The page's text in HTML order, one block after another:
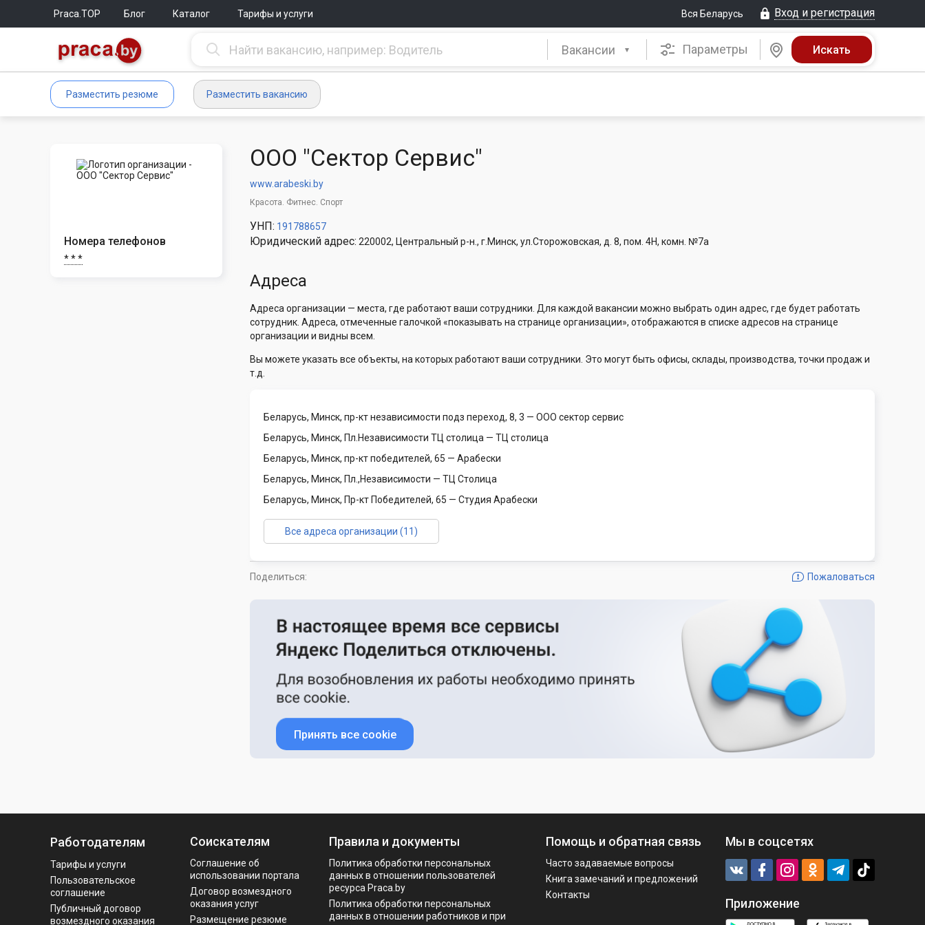
Praca.TOP Блог Каталог Тарифы и услуги Вся Беларусь Вход и регистрация
Вакансии Параметры
Разместить резюме Разместить вакансию
Номера телефонов
* * *
ООО "Сектор Сервис"
www.arabeski.by
Красота. Фитнес. Спорт
УНП: 191788657
Юридический адрес: 220002, Центральный р-н., г.Минск, ул.Сторожовская, д. 8, пом. 4Н, комн. №7а
Адреса
Адреса организации — места, где работают ваши сотрудники. Для каждой вакансии можно выбрать один адрес, где будет работать
сотрудник. Адреса, отмеченные галочкой «показывать на странице организации», отображаются в списке адресов на странице
организации и видны всем.
Вы можете указать все объекты, на которых работают ваши сотрудники. Это могут быть офисы, склады, производства, точки продаж и
т.д.
Беларусь, Минск, пр-кт независимости подз переход, 8, 3 — ООО сектор сервис
Беларусь, Минск, Пл.Независимости ТЦ столица — ТЦ столица
Беларусь, Минск, пр-кт победителей, 65 — Арабески
Беларусь, Минск, Пл.,Независимости — ТЦ Столица
Беларусь, Минск, Пр-кт Победителей, 65 — Студия Арабески
Все адреса организации (11)
Пожаловаться
Поделиться:
Принять все cookie
Работодателям
Тарифы и услуги
Пользовательское
соглашение
Публичный договор
возмездного оказания
Соискателям
Соглашение об
использовании портала
Договор возмездного
оказания услуг
Размещение резюме
Правила и документы
Политика обработки персональных
данных в отношении пользователей
ресурса Praca.by
Политикa обработки персональных
данных в отношении работников и при
Помощь и обратная связь
Часто задаваемые вопросы
Книга замечаний и предложений
Контакты
Мы в соцсетях
Приложение